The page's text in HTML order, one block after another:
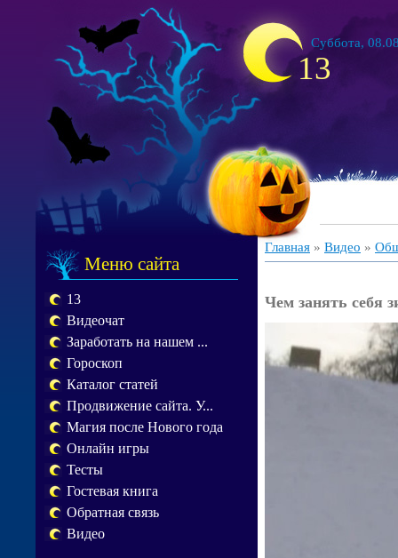
13
Суббота,
Меню сайта
13
Видеочат
Заработать на нашем ...
Гороскоп
Каталог статей
Продвижение сайта. У...
Магия после Нового года
Онлайн игры
Тесты
Гостевая книга
Обратная связь
Видео
Главная » Видео »
Чем занять себя